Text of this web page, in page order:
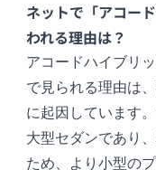
ネットで「アコー
われる理由は？
アコードハイブリ
で見られる理由は
に起因しています
大型セダンであり
ため、より小型の